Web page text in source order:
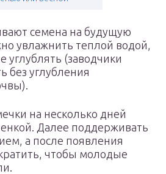
семена на будущую
увлажнить теплой водой,
углублять (заводчики
без углубления
на несколько дней
Далее поддерживать
а после появления
чтобы молодые